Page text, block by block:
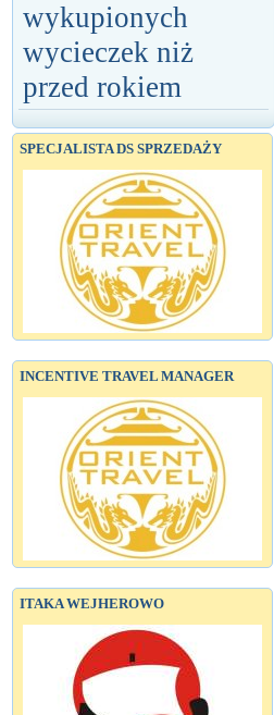
wykupionych
wycieczek niż
przed rokiem
SPECJALISTA DS SPRZEDAŻY
INCENTIVE TRAVEL MANAGER
ITAKA WEJHEROWO